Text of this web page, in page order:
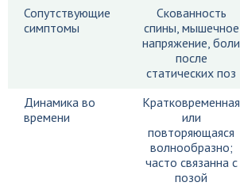
Сопутствующие
симптомы
Скованность
спины, мышечное
напряжение, боли
после
статических поз
Динамика во
времени
Кратковременная
или
повторяющаяся
волнообразно;
часто связанна с
позой